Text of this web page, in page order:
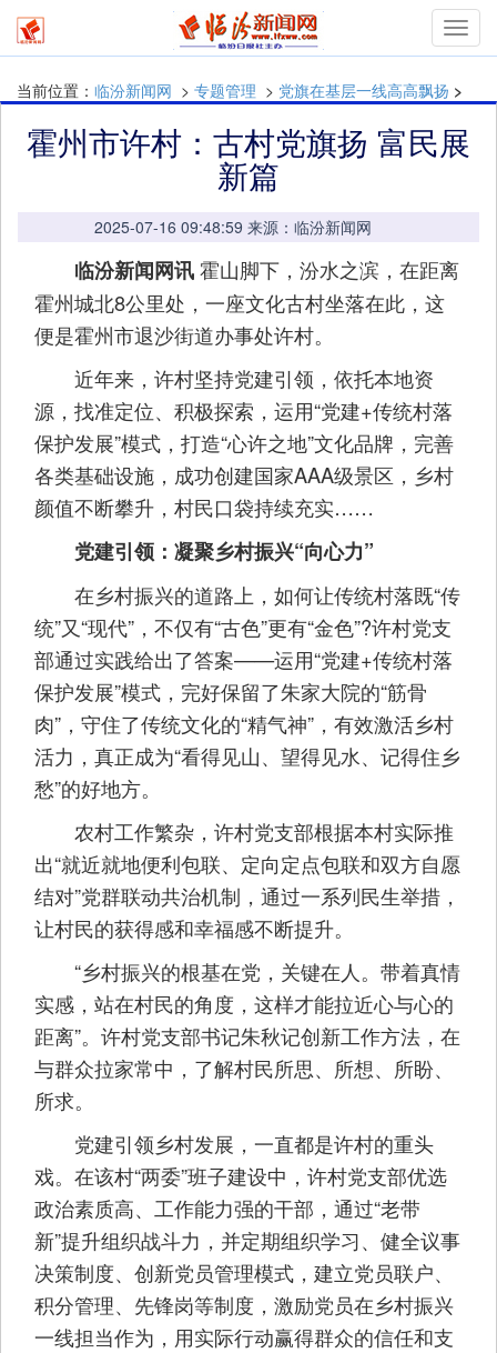
当前位置： 临汾新闻网 > 专题管理 > 党旗在基层一线高高飘扬 >
霍州市许村：古村党旗扬 富民展
新篇
2025-07-16 09:48:59 来源：临汾新闻网
临汾新闻网讯霍山脚下，汾水之滨，在距离
霍州城北8公里处，一座文化古村坐落在此，这
便是霍州市退沙街道办事处许村。
近年来，许村坚持党建引领，依托本地资
源，找准定位、积极探索，运用“党建+传统村落
保护发展”模式，打造“心许之地”文化品牌，完善
各类基础设施，成功创建国家AAA级景区，乡村
颜值不断攀升，村民口袋持续充实……
党建引领：凝聚乡村振兴“向心力”
在乡村振兴的道路上，如何让传统村落既“传
统”又“现代”，不仅有“古色”更有“金色”?许村党支
部通过实践给出了答案——运用“党建+传统村落
保护发展”模式，完好保留了朱家大院的“筋骨
肉”，守住了传统文化的“精气神”，有效激活乡村
活力，真正成为“看得见山、望得见水、记得住乡
愁”的好地方。
农村工作繁杂，许村党支部根据本村实际推
出“就近就地便利包联、定向定点包联和双方自愿
结对”党群联动共治机制，通过一系列民生举措，
让村民的获得感和幸福感不断提升。
“乡村振兴的根基在党，关键在人。带着真情
实感，站在村民的角度，这样才能拉近心与心的
距离”。许村党支部书记朱秋记创新工作方法，在
与群众拉家常中，了解村民所思、所想、所盼、
所求。
党建引领乡村发展，一直都是许村的重头
戏。在该村“两委”班子建设中，许村党支部优选
政治素质高、工作能力强的干部，通过“老带
新”提升组织战斗力，并定期组织学习、健全议事
决策制度、创新党员管理模式，建立党员联户、
积分管理、先锋岗等制度，激励党员在乡村振兴
一线担当作为，用实际行动赢得群众的信任和支